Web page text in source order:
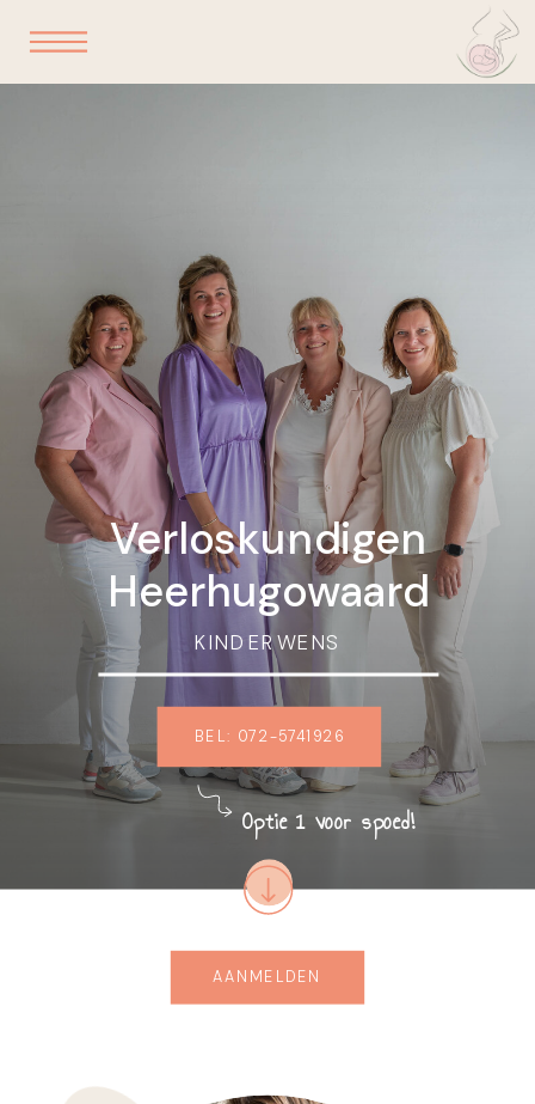
Verloskundigen
Heerhugowaard
KINDERWENS
Optie 1 voor spoed!
BEL: 072-5741926
AANMELDEN